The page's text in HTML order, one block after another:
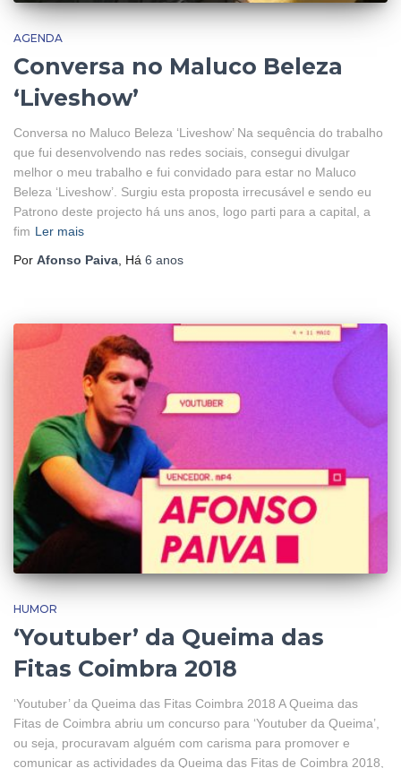
AGENDA
Conversa no Maluco Beleza
‘Liveshow’
Conversa no Maluco Beleza ‘Liveshow’ Na sequência do trabalho
que fui desenvolvendo nas redes sociais, consegui divulgar
melhor o meu trabalho e fui convidado para estar no Maluco
Beleza ‘Liveshow’. Surgiu esta proposta irrecusável e sendo eu
Patrono deste projecto há uns anos, logo parti para a capital, a
fim Ler mais
Por Afonso Paiva , Há 6 anos
HUMOR
‘Youtuber’ da Queima das
Fitas Coimbra 2018
‘Youtuber’ da Queima das Fitas Coimbra 2018 A Queima das
Fitas de Coimbra abriu um concurso para ‘Youtuber da Queima’,
ou seja, procuravam alguém com carisma para promover e
comunicar as actividades da Queima das Fitas de Coimbra 2018,